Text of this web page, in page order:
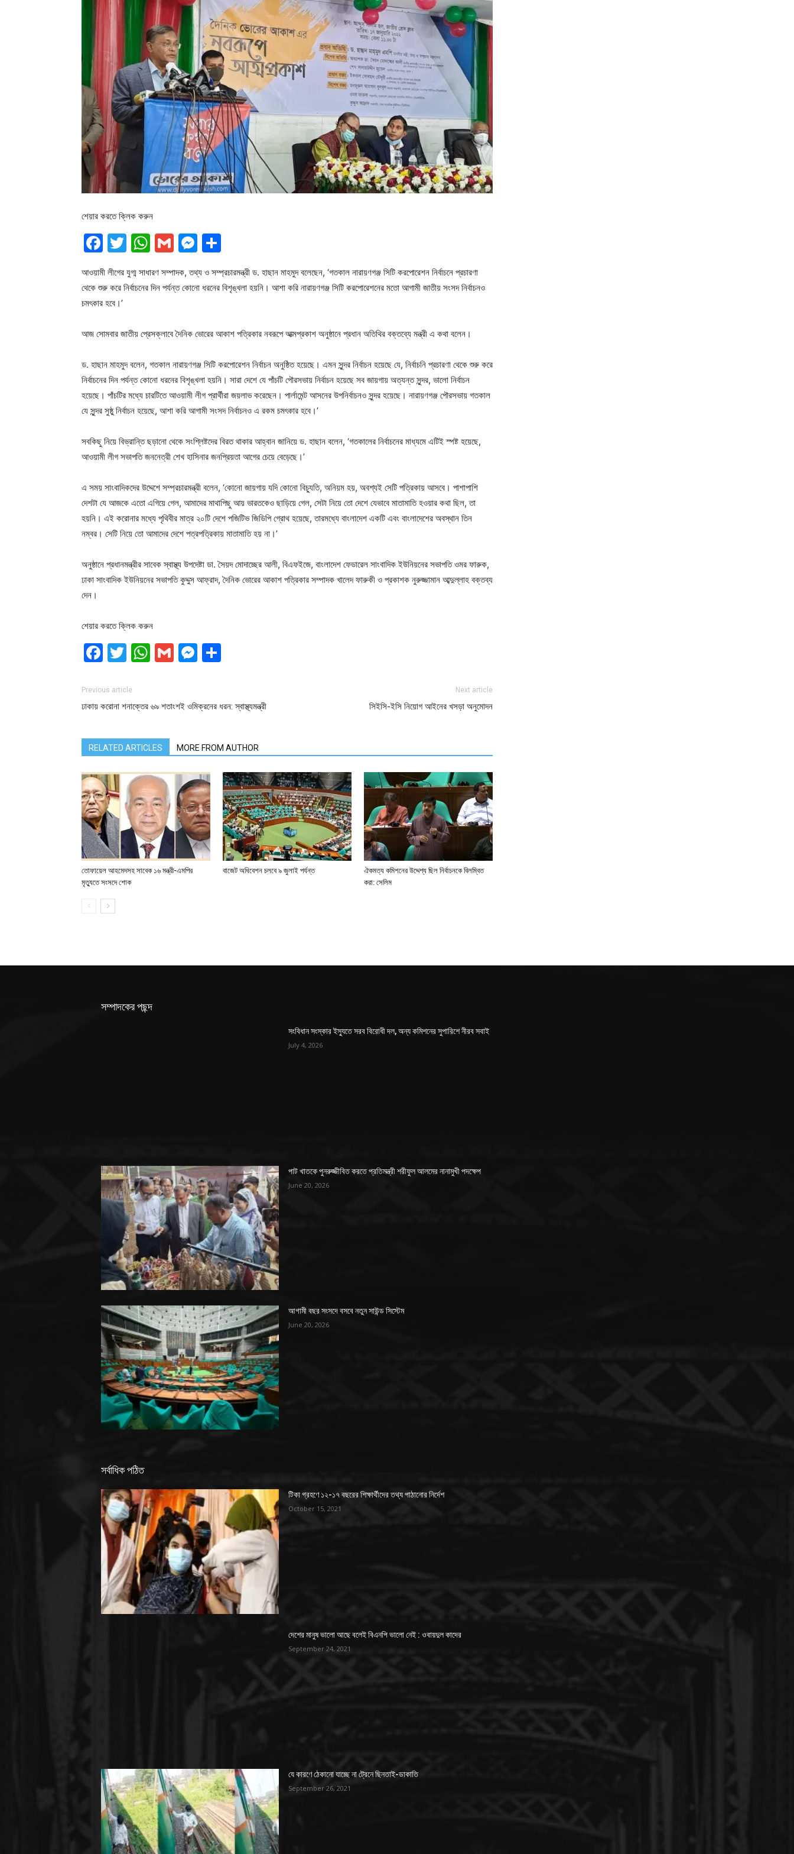
শেয়ার করতে ক্লিক করুন
Facebook
Twitter
WhatsApp
GmailMessenger
আওয়ামী লীগের যুগ্ম সাধারণ সম্পাদক, তথ্য ও সম্প্রচারমন্ত্রী ড. হাছান মাহমুদ বলেছেন, ‘গতকাল নারায়ণগঞ্জ সিটি করপোরেশন নির্বাচনে প্রচারণা
থেকে শুরু করে নির্বাচনের দিন পর্যন্ত কোনো ধরনের বিশৃঙ্খলা হয়নি। আশা করি নারায়ণগঞ্জ সিটি করপোরেশনের মতো আগামী জাতীয় সংসদ নির্বাচনও
চমৎকার হবে।’
আজ সোমবার জাতীয় প্রেসক্লাবে দৈনিক ভোরের আকাশ পত্রিকার নবরূপে আত্মপ্রকাশ অনুষ্ঠানে প্রধান অতিথির বক্তব্যে মন্ত্রী এ কথা বলেন।
ড. হাছান মাহমুদ বলেন, গতকাল নারায়ণগঞ্জ সিটি করপোরেশন নির্বাচন অনুষ্ঠিত হয়েছে। এমন সুন্দর নির্বাচন হয়েছে যে, নির্বাচনি প্রচারণা থেকে শুরু করে
নির্বাচনের দিন পর্যন্ত কোনো ধরনের বিশৃঙ্খলা হয়নি। সারা দেশে যে পাঁচটি পৌরসভায় নির্বাচন হয়েছে সব জায়গায় অত্যন্ত সুন্দর, ভালো নির্বাচন
হয়েছে। পাঁচটির মধ্যে চারটিতে আওয়ামী লীগ প্রার্থীরা জয়লাভ করেছেন। পার্লামেন্ট আসনের উপনির্বাচনও সুন্দর হয়েছে। নারায়ণগঞ্জ পৌরসভায় গতকাল
যে সুন্দর সুষ্ঠু নির্বাচন হয়েছে, আশা করি আগামী সংসদ নির্বাচনও এ রকম চমৎকার হবে।’
সবকিছু নিয়ে বিভ্রান্তি ছড়ানো থেকে সংশ্লিষ্টদের বিরত থাকার আহ্বান জানিয়ে ড. হাছান বলেন, ‘গতকালের নির্বাচনের মাধ্যমে এটিই স্পষ্ট হয়েছে,
আওয়ামী লীগ সভাপতি জননেত্রী শেখ হাসিনার জনপ্রিয়তা আগের চেয়ে বেড়েছে।’
এ সময় সাংবাদিকদের উদ্দেশে সম্প্রচারমন্ত্রী বলেন, ‘কোনো জায়গায় যদি কোনো বিচ্যুতি, অনিয়ম হয়, অবশ্যই সেটি পত্রিকায় আসবে। পাশাপাশি
দেশটা যে আজকে এতো এগিয়ে গেল, আমাদের মাথাপিছু আয় ভারতকেও ছাড়িয়ে গেল, সেটা নিয়ে তো দেশে যেভাবে মাতামাতি হওয়ার কথা ছিল, তা
হয়নি। এই করোনার মধ্যে পৃথিবীর মাত্র ২০টি দেশে পজিটিভ জিডিপি গ্রোথ হয়েছে, তারমধ্যে বাংলাদেশ একটি এবং বাংলাদেশের অবস্থান তিন
নম্বর। সেটি নিয়ে তো আমাদের দেশে পত্রপত্রিকায় মাতামাতি হয় না।’
অনুষ্ঠানে প্রধানমন্ত্রীর সাবেক স্বাস্থ্য উপদেষ্টা ডা. সৈয়দ মোদাচ্ছের আলী, বিএফইজে, বাংলাদেশ ফেডারেল সাংবাদিক ইউনিয়নের সভাপতি ওমর ফারুক,
ঢাকা সাংবাদিক ইউনিয়নের সভাপতি কুদ্দুস আফ্রাদ, দৈনিক ভোরের আকাশ পত্রিকার সম্পাদক খালেদ ফারুকী ও প্রকাশক নুরুজ্জামান আব্দুল্লাহ বক্তব্য
দেন।
শেয়ার করতে ক্লিক করুন
Facebook
Twitter
WhatsApp
GmailMessenger
Previous article
ঢাকায় করোনা শনাক্তের ৬৯ শতাংশই ওমিক্রনের ধরন: স্বাস্থ্যমন্ত্রী
Next article
সিইসি-ইসি নিয়োগ আইনের খসড়া অনুমোদন
RELATED ARTICLES MORE FROM AUTHOR
তোফায়েল আহমেদসহ সাবেক ১৬ মন্ত্রী-এমপির
মৃত্যুতে সংসদে শোক
বাজেট অধিবেশন চলবে ৯ জুলাই পর্যন্ত
ঐকমত্য কমিশনের উদ্দেশ্য ছিল নির্বাচনকে বিলম্বিত
করা: সেলিম
সম্পাদকের পছন্দ
সংবিধান সংস্কার ইস্যুতে সরব বিরোধী দল, অন্য কমিশনের সুপারিশে নীরব সবাই
July 4, 2026
পাট খাতকে পুনরুজ্জীবিত করতে প্রতিমন্ত্রী শরীফুল আলমের নানামুখী পদক্ষেপ
June 20, 2026
আগামী বছর সংসদে বসবে নতুন সাউন্ড সিস্টেম
June 20, 2026
সর্বাধিক পঠিত
টিকা গ্রহণে ১২-১৭ বছরের শিক্ষার্থীদের তথ্য পাঠানোর নির্দেশ
October 15, 2021
দেশের মানুষ ভালো আছে বলেই বিএনপি ভালো নেই : ওবায়দুল কাদের
September 24, 2021
যে কারণে ঠেকানো যাচ্ছে না ট্রেনে ছিনতাই-ডাকাতি
September 26, 2021